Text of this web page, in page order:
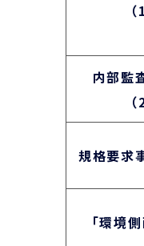
内部監
規格要求
「環境